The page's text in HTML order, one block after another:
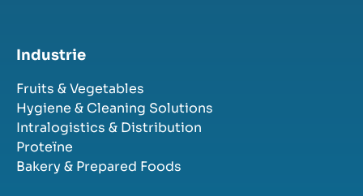
Industrie
Fruits & Vegetables
Hygiene & Cleaning Solutions
Intralogistics & Distribution
Proteïne
Bakery & Prepared Foods